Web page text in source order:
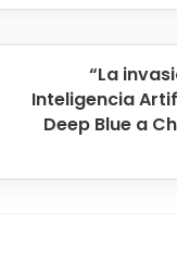
“La
Inteligencia
Deep Blue a